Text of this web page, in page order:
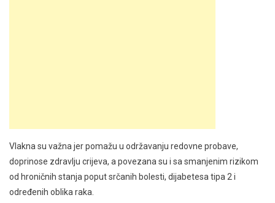
Vlakna su važna jer pomažu u održavanju redovne probave,
doprinose zdravlju crijeva, a povezana su i sa smanjenim rizikom
od hroničnih stanja poput srčanih bolesti, dijabetesa tipa 2 i
određenih oblika raka.